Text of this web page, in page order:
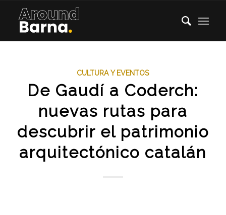
CULTURA Y EVENTOS
De Gaudí a Coderch:
nuevas rutas para
descubrir el patrimonio
arquitectónico catalán